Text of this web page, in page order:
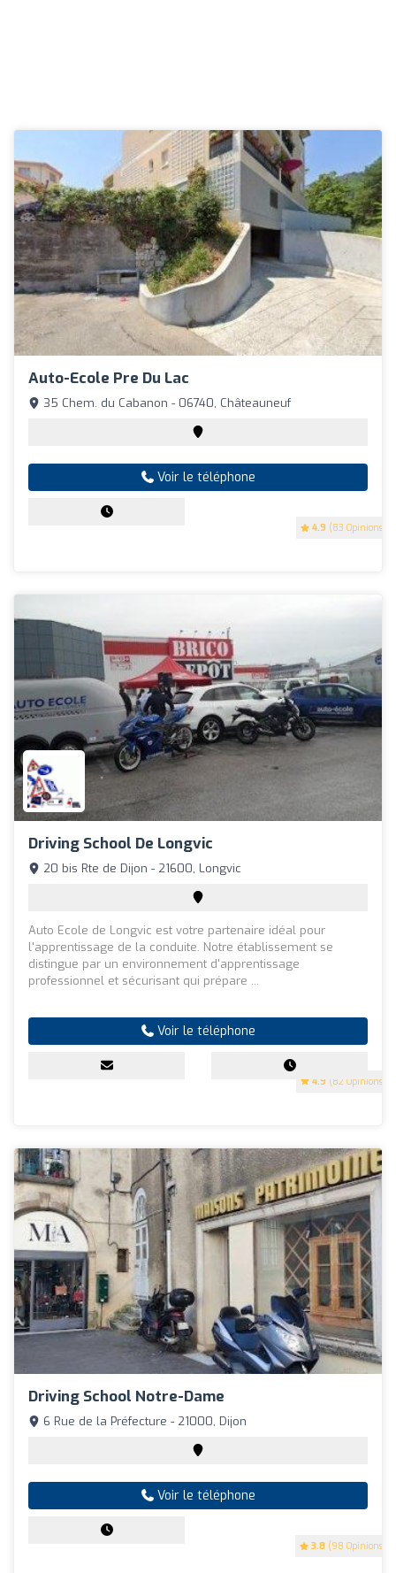
Auto-Ecole Pre Du Lac
4.9 (83 Opinions)
35 Chem. du Cabanon - 06740, Châteauneuf
Voir le téléphone
Driving School De Longvic
4.9 (82 Opinions)
20 bis Rte de Dijon - 21600, Longvic
Auto Ecole de Longvic est votre partenaire idéal pour
l'apprentissage de la conduite. Notre établissement se
distingue par un environnement d'apprentissage
professionnel et sécurisant qui prépare ...
Voir le téléphone
Driving School Notre-Dame
3.8 (98 Opinions)
6 Rue de la Préfecture - 21000, Dijon
Voir le téléphone